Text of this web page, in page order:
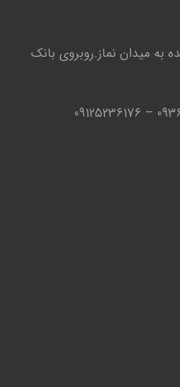
به میدان نماز.روبروی بانک